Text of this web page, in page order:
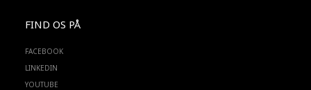
FIND OS PÅ
FACEBOOK
LINKEDIN
YOUTUBE